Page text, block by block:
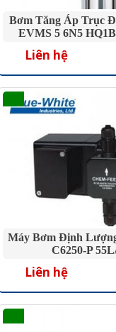
Bơm Tăng Áp Trục
EVMS 5 6N5
Liên hệ
Máy Bơm Định
C6250-P
Liên hệ